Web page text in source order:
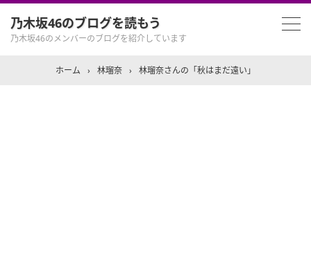
乃木坂46のブログを読もう
乃木坂46のメンバーのブログを紹介しています
ホーム › 林瑠奈 › 林瑠奈さんの「秋はまだ遠い」